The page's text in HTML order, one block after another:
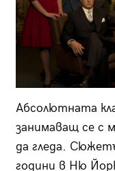
Абсолютната
занимаващ се с
да гледа.
години в Ню